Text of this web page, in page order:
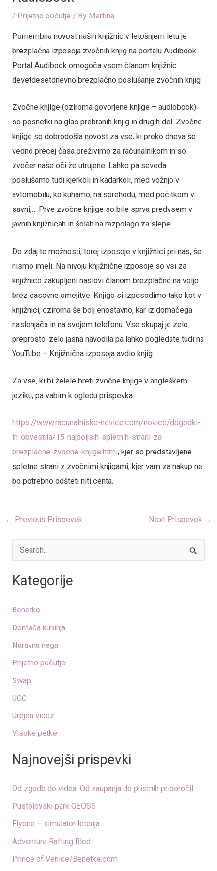
/ Prijetno počutje / By Martina
Pomembna novost naših knjižnic v letošnjem letu je
brezplačna izposoja zvočnih knjig na portalu Audibook.
Portal Audibook omogoča vsem članom knjižnic
devetdesetdnevno brezplačno poslušanje zvočnih knjig.
Zvočne knjige (oziroma govorjene knjige – audiobook)
so posnetki na glas prebranih knjig in drugih del. Zvočne
knjige so dobrodošla novost za vse, ki preko dneva še
vedno precej časa preživimo za računalnikom in so
zvečer naše oči že utrujene. Lahko pa seveda
poslušamo tudi kjerkoli in kadarkoli, med vožnjo v
avtomobilu, ko kuhamo, na sprehodu, med počitkom v
savni,… Prve zvočne knjige so bile sprva predvsem v
javnih knjižnicah in šolah na razpolago za slepe.
Do zdaj te možnosti, torej izposoje v knjižnici pri nas, še
nismo imeli. Na nivoju knjižnične izposoje so vsi za
knjižnico zakupljeni naslovi članom brezplačno na voljo
brez časovne omejitve. Knjigo si izposodimo tako kot v
knjižnici, oziroma še bolj enostavno, kar iz domačega
naslonjača in na svojem telefonu. Vse skupaj je zelo
preprosto, zelo jasna navodila pa lahko pogledate tudi na
YouTube – Knjižnična izposoja avdio knjig.
Za vse, ki bi želele breti zvočne knjige v angleškem
jeziku, pa vabim k ogledu prispevka
https://www.racunalniske-novice.com/novice/dogodki-
in-obvestila/15-najboljsih-spletnih-strani-za-
brezplacne-zvocne-knjige.html, kjer so predstavljene
spletne strani z zvočnimi knjigami, kjer vam za nakup ne
bo potrebno odšteti niti centa.
← Previous Prispevek Next Prispevek →
a
c
h
f
o
r
Kategorije
Benetke
Domača kuhinja
Naravna nega
Prijetno počutje
Swap
UGC
Urejen videz
Visoke petke
Najnovejši prispevki
Od zgodb do videa. Od zaupanja do pristnih priporočil.
Pustolovski park GEOSS
Flyone – simulator letenja
Adventure Rafting Bled
Prince of Venice/Benetke.com